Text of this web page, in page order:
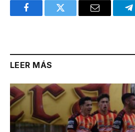
FacebookTwitter Email
LEER MÁS